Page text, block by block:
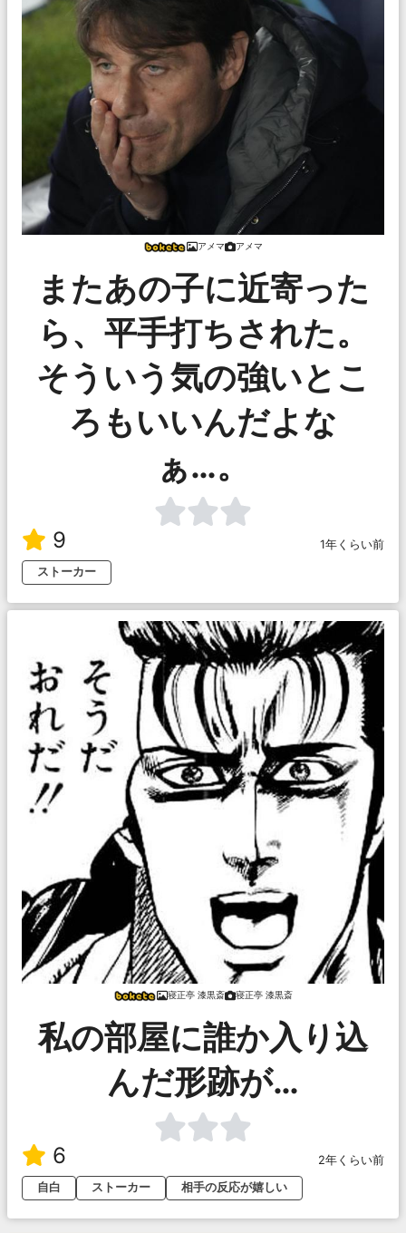
アメマ アメマ
またあの子に近寄った
ら、平手打ちされた。
そういう気の強いとこ
ろもいいんだよな
ぁ…。
9
1年くらい前
ストーカー
寝正亭 漆黒斎 寝正亭 漆黒斎
私の部屋に誰か入り込
んだ形跡が…
6
2年くらい前
自白
ストーカー 相手の反応が嬉しい